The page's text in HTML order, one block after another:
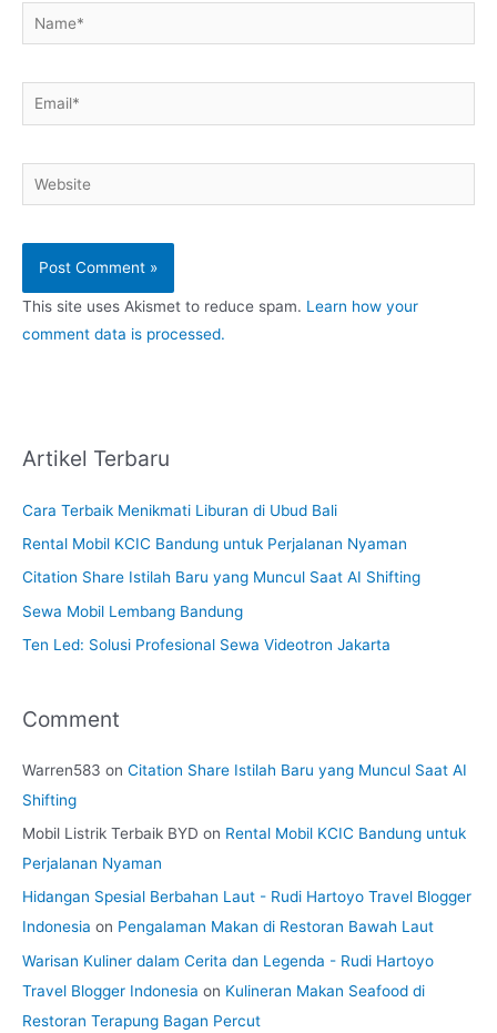
Name*
Email*
Website
This site uses Akismet to reduce spam. Learn how your
comment data is processed.
Artikel Terbaru
Cara Terbaik Menikmati Liburan di Ubud Bali
Rental Mobil KCIC Bandung untuk Perjalanan Nyaman
Citation Share Istilah Baru yang Muncul Saat AI Shifting
Sewa Mobil Lembang Bandung
Ten Led: Solusi Profesional Sewa Videotron Jakarta
Comment
Warren583 on Citation Share Istilah Baru yang Muncul Saat AI
Shifting
Mobil Listrik Terbaik BYD on Rental Mobil KCIC Bandung untuk
Perjalanan Nyaman
Hidangan Spesial Berbahan Laut - Rudi Hartoyo Travel Blogger
Indonesia on Pengalaman Makan di Restoran Bawah Laut
Warisan Kuliner dalam Cerita dan Legenda - Rudi Hartoyo
Travel Blogger Indonesia on Kulineran Makan Seafood di
Restoran Terapung Bagan Percut